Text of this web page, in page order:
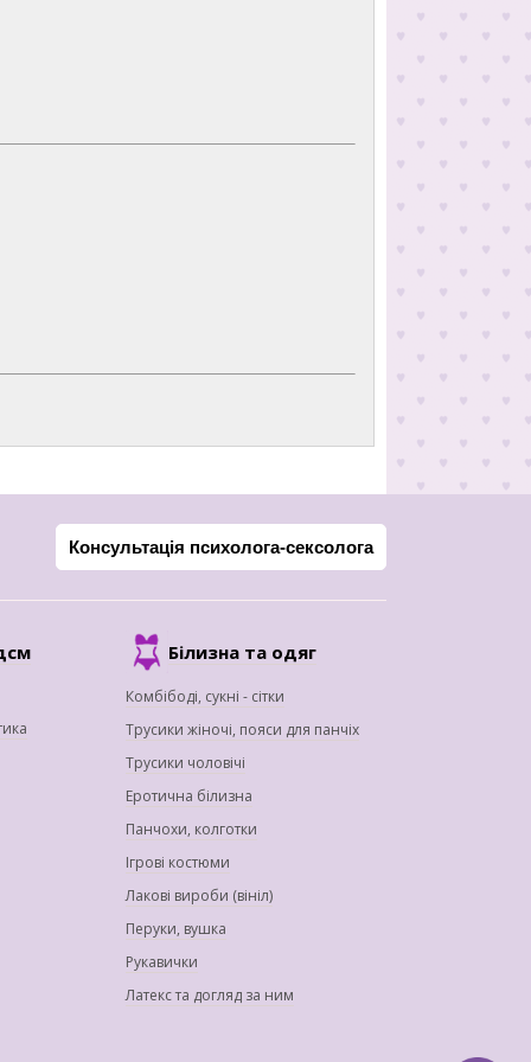
Консультація психолога-сексолога
Білизна та одяг
Комбібоді, сукні - сітки
Трусики жіночі, пояси для панчіх
Трусики чоловічі
Еротична білизна
Панчохи, колготки
Ігрові костюми
Лакові вироби (вініл)
Перуки, вушка
Рукавички
Латекс та догляд за ним